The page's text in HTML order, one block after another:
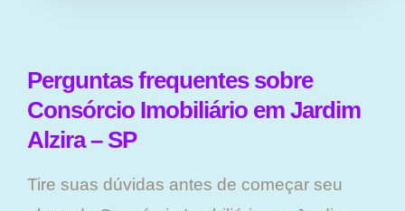
Perguntas frequentes sobre
Consórcio Imobiliário em Jardim
Alzira – SP
Tire suas dúvidas antes de começar seu